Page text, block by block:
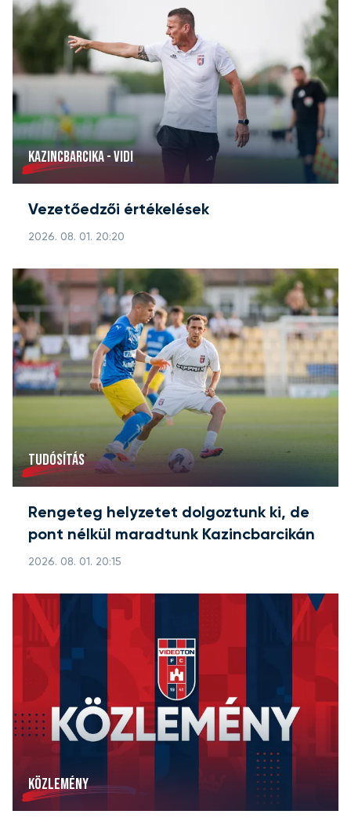
KAZINCBARCIKA - VIDI
Vezetőedzői értékelések
2026. 08. 01. 20:20
TUDÓSÍTÁS
Rengeteg helyzetet dolgoztunk ki, de
pont nélkül maradtunk Kazincbarcikán
2026. 08. 01. 20:15
KÖZLEMÉNY